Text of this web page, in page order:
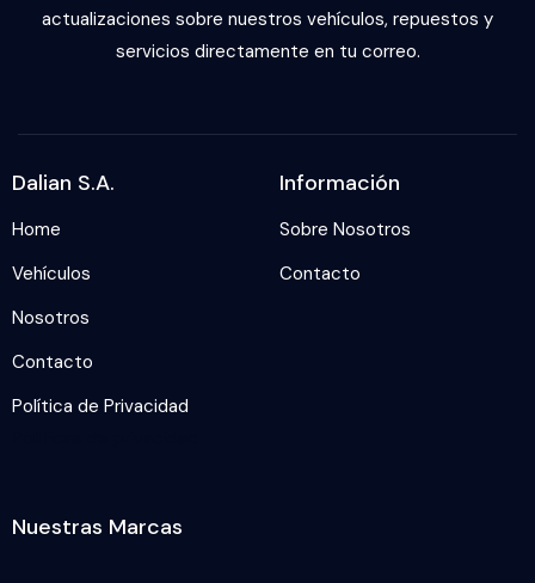
actualizaciones sobre nuestros vehículos, repuestos y
servicios directamente en tu correo.
Dalian S.A.
Home
Vehículos
Nosotros
Contacto
Política de Privacidad
Información
Sobre Nosotros
Contacto
Nuestras Marcas